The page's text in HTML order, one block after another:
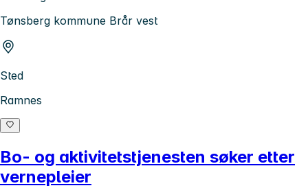
Tønsberg kommune Brår vest
Sted
Ramnes
Bo- og aktivitetstjenesten søker etter
vernepleier